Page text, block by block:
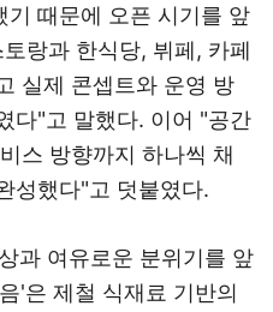
기 때문에 오픈 시기를 앞
랑과 한식당, 뷔페, 카페
실제 콘셉트와 운영 방
다"고 말했다. 이어 "공간
스 방향까지 하나씩 채
성했다"고 덧붙였다.
과 여유로운 분위기를 앞
'은 제철 식재료 기반의